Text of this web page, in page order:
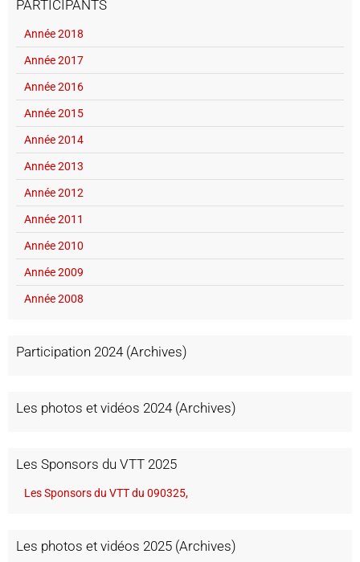
PARTICIPANTS
Année 2018
Année 2017
Année 2016
Année 2015
Année 2014
Année 2013
Année 2012
Année 2011
Année 2010
Année 2009
Année 2008
Participation 2024 (Archives)
Les photos et vidéos 2024 (Archives)
Les Sponsors du VTT 2025
Les Sponsors du VTT du 090325,
Les photos et vidéos 2025 (Archives)